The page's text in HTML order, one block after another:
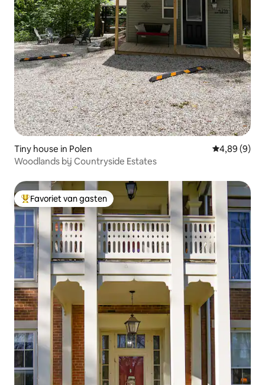
Tiny house in Polen Gemiddelde
4,89 (9)
Woodlands bij Countryside Estates
Topfavoriet van gasten
Favoriet van gasten